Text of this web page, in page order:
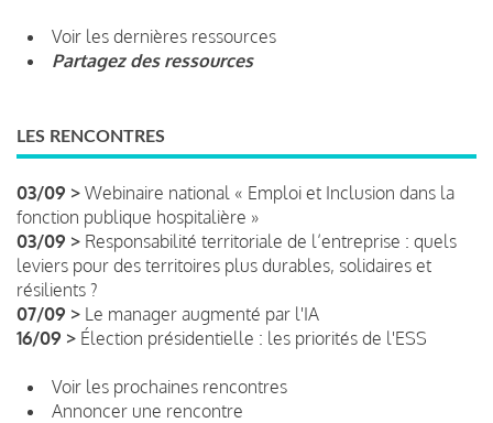
Voir les dernières ressources
Partagez des ressources
LES RENCONTRES
03/09 > Webinaire national « Emploi et Inclusion dans la
fonction publique hospitalière »
03/09 > Responsabilité territoriale de l’entreprise : quels
leviers pour des territoires plus durables, solidaires et
résilients ?
07/09 > Le manager augmenté par l'IA
16/09 > Élection présidentielle : les priorités de l'ESS
Voir les prochaines rencontres
Annoncer une rencontre